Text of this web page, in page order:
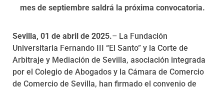
mes de septiembre saldrá la próxima convocatoria.
Sevilla, 01 de abril de 2025.– La Fundación
Universitaria Fernando III “El Santo” y la Corte de
Arbitraje y Mediación de Sevilla, asociación integrada
por el Colegio de Abogados y la Cámara de Comercio
de Comercio de Sevilla, han firmado el convenio de